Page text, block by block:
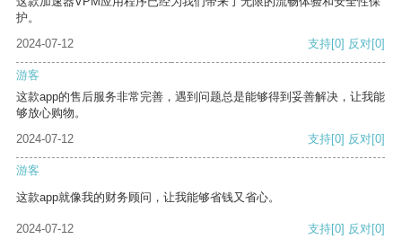
护。
2024-07-12
支持[0] 反对[0]
游客
这款app的售后服务非常完善，遇到问题总是能够得到妥善解决，让我能
够放心购物。
2024-07-12
支持[0] 反对[0]
游客
这款app就像我的财务顾问，让我能够省钱又省心。
2024-07-12 支持[0] 反对[0]